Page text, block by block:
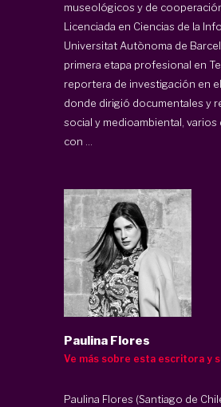
museológicos y de
Licenciada en Ciencias de la
Universitat Autònoma de
primera etapa profesional en
reportera de investigación en
donde dirigió documentales y
social y medioambiental,
con ...
Paulina Flores
Ve más sobre esta escritora y
Paulina Flores (Santiago de